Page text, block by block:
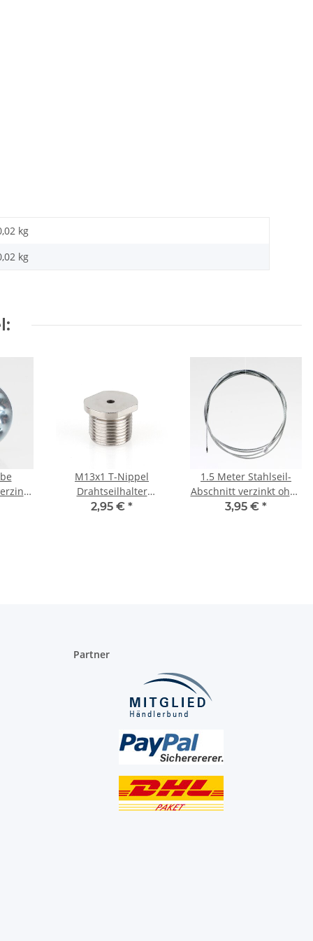
kg
kg
M13x1 T-Nippel
Drahtseilhalter
16x12mm für
2,95 € *
1.5 Meter Stahlseil-
Abschnitt verzinkt ohne
Ummantelung 1,5mm
3,95 € *
Partner